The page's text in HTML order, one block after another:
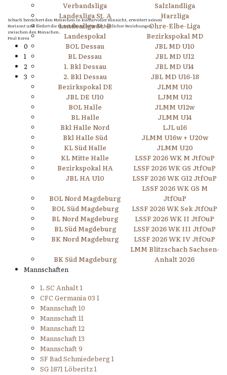
Schach bereichert den Menschen in kulturvoller Hinsicht, erweitert seinen
Horizont und fördert die Entwicklung freundschaftlicher Beziehungen
zwischen den Menschen.
Paul Keres
0
1
2
3
Verbandsliga
Salzlandliga
Landesliga St. A
Harzliga
Landesliga St. B
Ohre-Elbe-Liga
Landespokal
Bezirkspokal MD
BOL Dessau
JBL MD U10
BL Dessau
JBL MD U12
1. Bkl Dessau
JBL MD U14
2. Bkl Dessau
JBL MD U16-18
Bezirkspokal DE
JLMM U10
JBL DE U10
LJMM U12
BOL Halle
JLMM U12w
BL Halle
JLMM U14
Bkl Halle Nord
LJL u16
Bkl Halle Süd
JLMM U16w + U20w
KL Süd Halle
JLMM U20
KL Mitte Halle
LSSF 2026 WK M JtfOuP
Bezirkspokal HA
LSSF 2026 WK GS JtfOuP
JBL HA U10
LSSF 2026 WK G12 JtfOuP
BOL Nord Magdeburg
LSSF 2026 WK GS M
JtfOuP
BOL Süd Magdeburg
LSSF 2026 WK Sek JtfOuP
BL Nord Magdeburg
LSSF 2026 WK II JtfOuP
BL Süd Magdeburg
LSSF 2026 WK III JtfOuP
BK Nord Magdeburg
LSSF 2026 WK IV JtfOuP
BK Süd Magdeburg
LMM Blitzschach Sachsen-
Anhalt 2026
Mannschaften
1. SC Anhalt 1
CFC Germania 03 1
Mannschaft 10
Mannschaft 11
Mannschaft 12
Mannschaft 13
Mannschaft 9
SF Bad Schmiedeberg 1
SG 1871 Löberitz 1